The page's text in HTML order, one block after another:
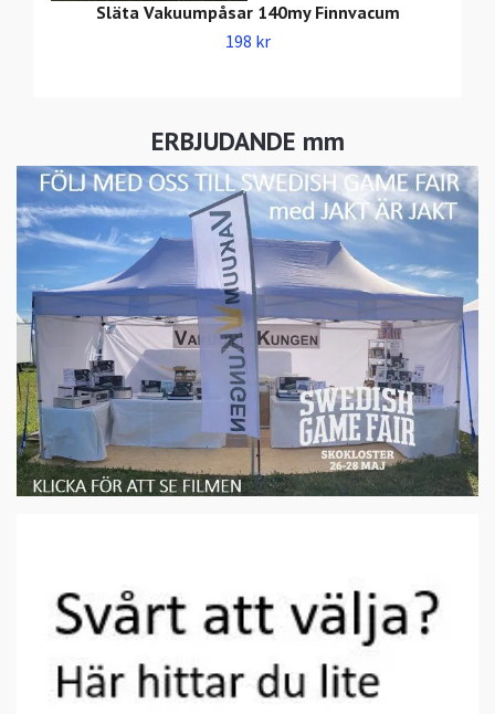
ERBJUDANDE mm
Släta Vakuumpåsar 140my Finnvacum
198 kr